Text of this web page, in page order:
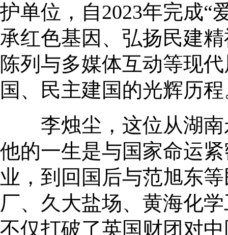
护单位，自2023年完成“
承红色基因、弘扬民建
陈列与多媒体互动等现
国、民主建国的光辉历
李烛尘，这位从湖南
他的一生是与国家命运
业，到回国后与范旭东
厂、久大盐场、黄海化
不仅打破了英国财团对